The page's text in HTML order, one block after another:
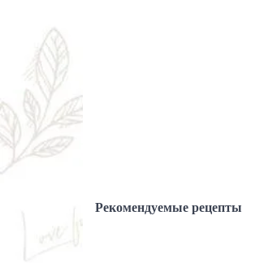
Рекомендуемые рецепты